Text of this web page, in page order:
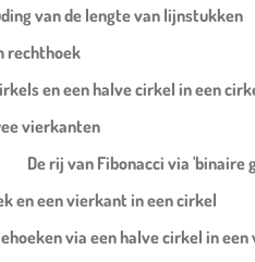
van de lengte van lijnstukken
rechthoek
en een halve cirkel in een
vierkanten
De rij van Fibonacci via 'binaire
en een vierkant in een cirkel
via een halve cirkel in